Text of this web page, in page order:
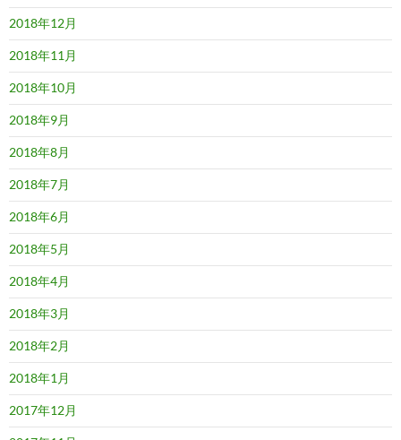
2018年12月
2018年11月
2018年10月
2018年9月
2018年8月
2018年7月
2018年6月
2018年5月
2018年4月
2018年3月
2018年2月
2018年1月
2017年12月